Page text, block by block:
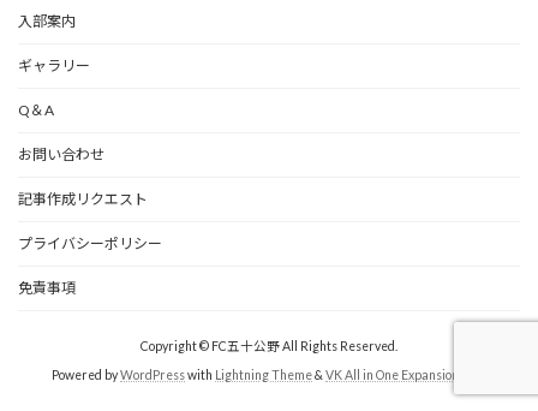
入部案内
ギャラリー
Q＆A
お問い合わせ
記事作成リクエスト
プライバシーポリシー
免責事項
Copyright © FC五十公野 All Rights Reserved.
Powered byWordPresswith Lightning Theme& VK All in One Expansion Unit